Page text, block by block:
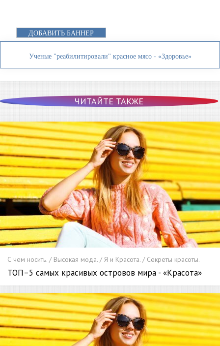
ДОБАВИТЬ БАННЕР
Ученые "реабилитировали" красное мясо - «Здоровье»
ЧИТАЙТЕ ТАКЖЕ
С чем носить. / Высокая мода. / Я и Красота. / Секреты красоты.
ТОП–5 самых красивых островов мира - «Красота»